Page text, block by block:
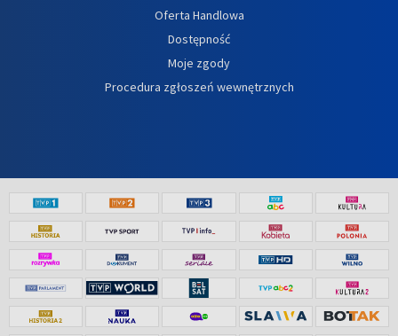
Oferta Handlowa
Dostępność
Moje zgody
Procedura zgłoszeń wewnętrznych